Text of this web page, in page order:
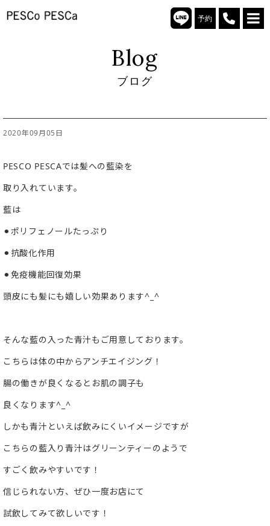
予約
Blog
ブログ
2020年09月05日
PESCO PESCAでは髪への藍染を
取り入れています。
藍は
⚫︎ポリフェノールたっぷり
⚫︎抗酸化作用
⚫︎免疫機能回復効果
頭皮にも髪にも嬉しい効果あります^_^
そんな藍の入った青汁もご用意しております。
こちらは体の中からアンチエイジング！
腸の働きが良くなるとお肌の調子も
良くなります^_^
しかも青汁といえば飲みにくいイメージですが
こちらの藍入り青汁はグリーンティーのようで
すごく飲みやすいです！
信じられない方、ぜひ一度お店にて
試飲してみて欲しいです！